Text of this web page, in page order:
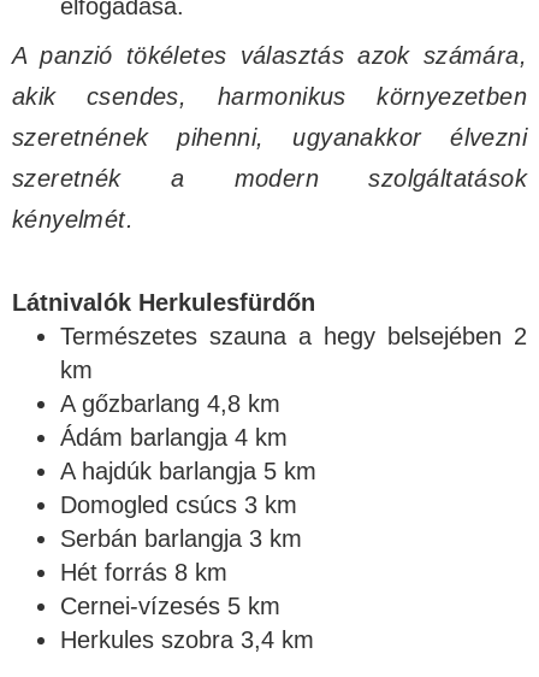
elfogadása.
A panzió tökéletes választás azok számára,
akik csendes, harmonikus környezetben
szeretnének pihenni, ugyanakkor élvezni
szeretnék a modern szolgáltatások
kényelmét.
Látnivalók Herkulesfürdőn
Természetes szauna a hegy belsejében 2
km
A gőzbarlang 4,8 km
Ádám barlangja 4 km
A hajdúk barlangja 5 km
Domogled csúcs 3 km
Serbán barlangja 3 km
Hét forrás 8 km
Cernei-vízesés 5 km
Herkules szobra 3,4 km